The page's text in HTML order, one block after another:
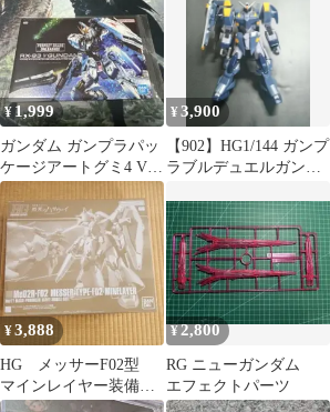
¥ 1,999
ガンダム ガンプラパッ
ケージアートグミ4 Vガ
ンダム 367 新品 未開
封
¥3,900
【902】HG1/144 ガンプ
ラブルデュエルガンダ
¥3,888
HG メッサーF02型
マインレイヤー装備
未組み立て
¥2,800
RG ニューガンダム
エフェクトパーツ